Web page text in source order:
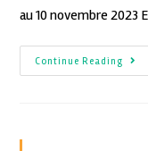
au 10 novembre
Continue Reading